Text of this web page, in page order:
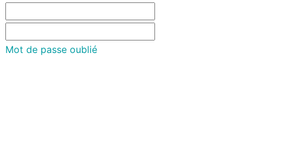
Mot de passe oublié